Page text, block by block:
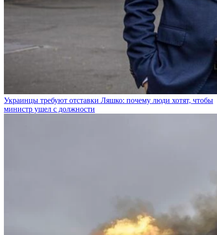
Украинцы требуют отставки Ляшко: почему люди хотят, чтобы
министр ушел с должности